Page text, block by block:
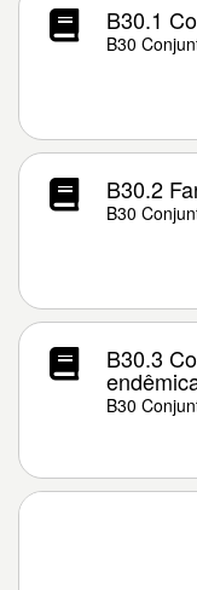
B30.1
B30
B30.2
B30
B30.3
B30